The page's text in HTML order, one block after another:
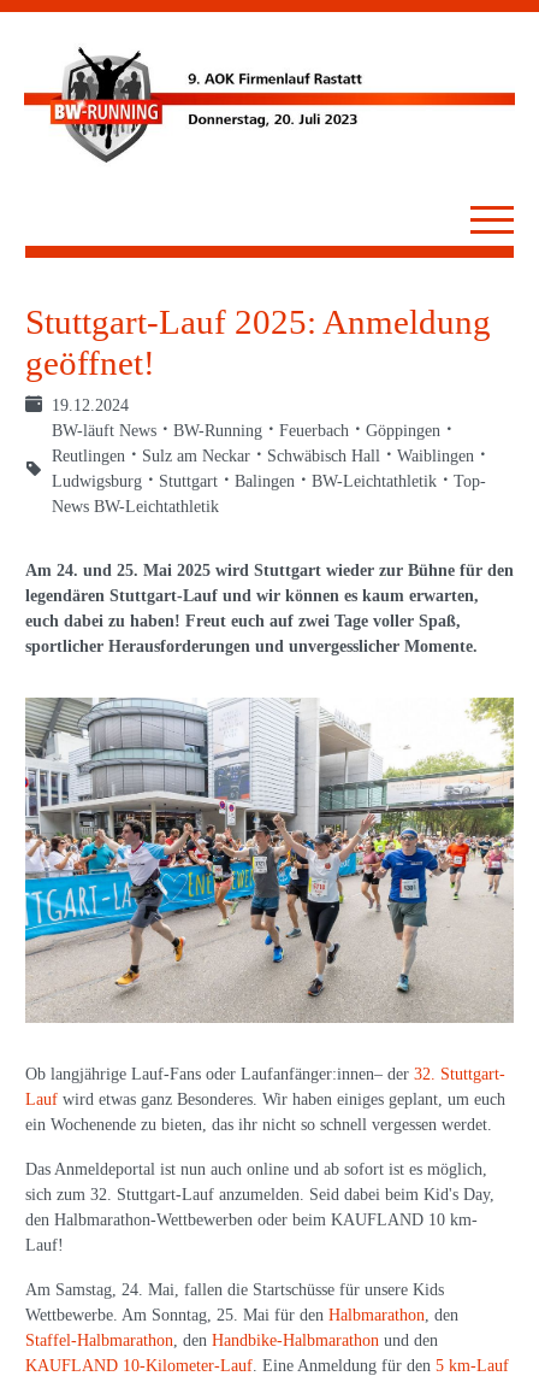
Stuttgart-Lauf 2025: Anmeldung
geöffnet!
19.12.2024
BW-läuft News
BW-Running Feuerbach
Göppingen
Reutlingen
Sulz am Neckar Schwäbisch Hall
Waiblingen
Ludwigsburg
Stuttgart Balingen BW-Leichtathletik
Top-
News BW-Leichtathletik
Am 24. und 25. Mai 2025 wird Stuttgart wieder zur Bühne für den
legendären Stuttgart-Lauf und wir können es kaum erwarten,
euch dabei zu haben! Freut euch auf zwei Tage voller Spaß,
sportlicher Herausforderungen und unvergesslicher Momente.
Ob langjährige Lauf-Fans oder Laufanfänger:innen– der 32. Stuttgart-
Lauf wird etwas ganz Besonderes. Wir haben einiges geplant, um euch
ein Wochenende zu bieten, das ihr nicht so schnell vergessen werdet.
Das Anmeldeportal ist nun auch online und ab sofort ist es möglich,
sich zum 32. Stuttgart-Lauf anzumelden. Seid dabei beim Kid's Day,
den Halbmarathon-Wettbewerben oder beim KAUFLAND 10 km-
Lauf!
Am Samstag, 24. Mai, fallen die Startschüsse für unsere Kids
Wettbewerbe. Am Sonntag, 25. Mai für den Halbmarathon, den
Staffel-Halbmarathon, den Handbike-Halbmarathon und den
KAUFLAND 10-Kilometer-Lauf. Eine Anmeldung für den 5 km-Lauf